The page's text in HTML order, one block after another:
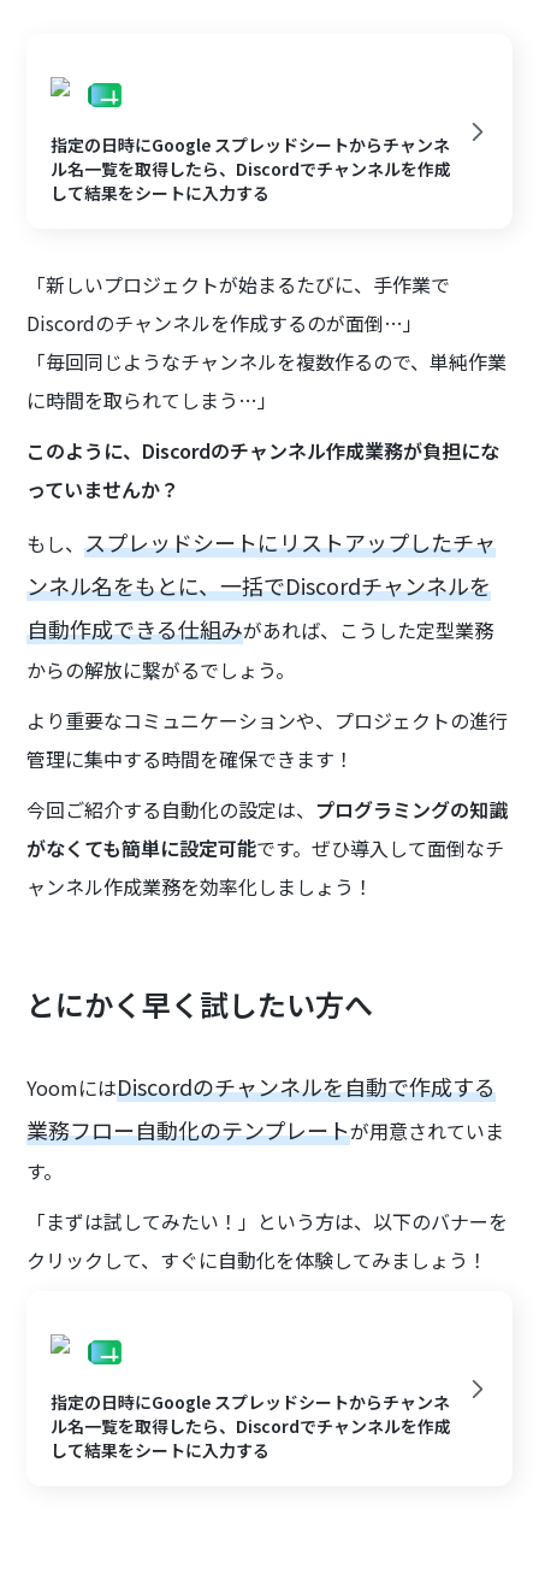
指定の日時にGoogle スプレッドシートからチャンネ
ル名一覧を取得したら、Discordでチャンネルを作成
して結果をシートに入力する
「新しいプロジェクトが始まるたびに、手作業で
Discordのチャンネルを作成するのが面倒…」
「毎回同じようなチャンネルを複数作るので、単純作業
に時間を取られてしまう…」
このように、Discordのチャンネル作成業務が負担にな
っていませんか？
もし、スプレッドシートにリストアップしたチャ
ンネル名をもとに、一括でDiscordチャンネルを
自動作成できる仕組みがあれば、こうした定型業務
からの解放に繋がるでしょう。
より重要なコミュニケーションや、プロジェクトの進行
管理に集中する時間を確保できます！
今回ご紹介する自動化の設定は、 プログラミングの知識
がなくても簡単に設定可能です。ぜひ導入して面倒なチ
ャンネル作成業務を効率化しましょう！
とにかく早く試したい方へ
YoomにはDiscordのチャンネルを自動で作成する
業務フロー自動化のテンプレートが用意されていま
す。
「まずは試してみたい！」という方は、以下のバナーを
クリックして、すぐに自動化を体験してみましょう！
指定の日時にGoogle スプレッドシートからチャンネ
ル名一覧を取得したら、Discordでチャンネルを作成
して結果をシートに入力する